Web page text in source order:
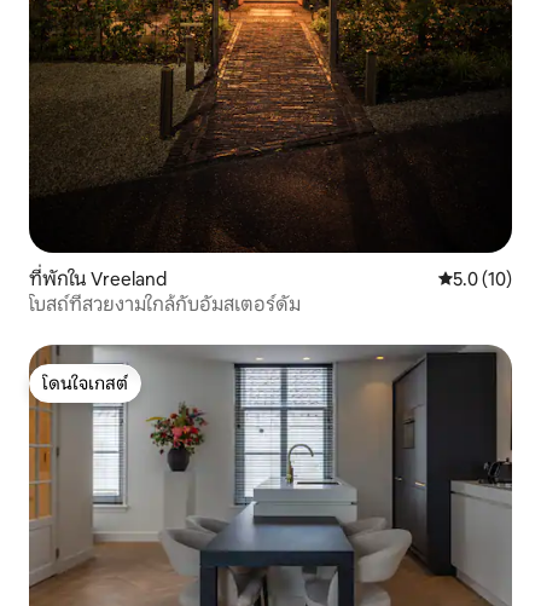
ที่พักใน Vreeland คะแนนเฉลี่ย
5.0 (10)
โบสถ์ที่สวยงามใกล้กับอัมสเตอร์ดัม
โดนใจเกสต์
โดนใจเกสต์